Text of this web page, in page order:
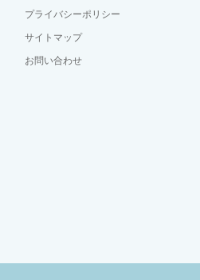
プライバシーポリシー
サイトマップ
お問い合わせ